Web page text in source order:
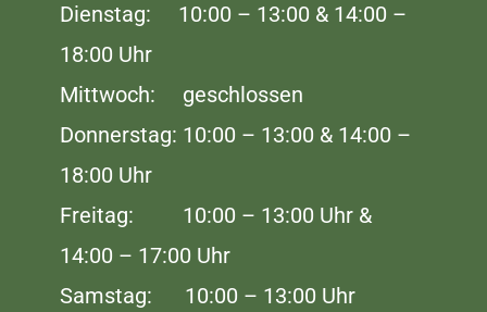
Dienstag: 10:00 – 13:00 & 14:00 –
18:00 Uhr
Mittwoch: geschlossen
Donnerstag: 10:00 – 13:00 & 14:00 –
18:00 Uhr
Freitag: 10:00 – 13:00 Uhr &
14:00 – 17:00 Uhr
Samstag: 10:00 – 13:00 Uhr